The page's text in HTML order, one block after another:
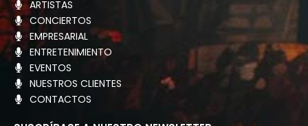
ARTISTAS
CONCIERTOS
EMPRESARIAL
ENTRETENIMIENTO
EVENTOS
NUESTROS CLIENTES
CONTACTOS